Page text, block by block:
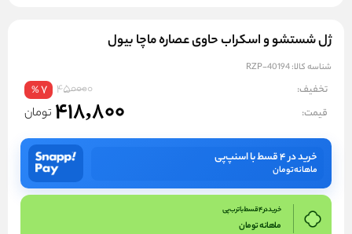
ژل شستشو و اسکراب حاوی عصاره ماچا بیول
شناسه کالا:RZP-40194
تخفیف: 450000
7
%
قیمت: 418,800 تومان
خرید در ۴ قسط با اسنپ‌پی
ماهانهتومان
خرید در 4 قسط با ترب پی
ماهانهتومان